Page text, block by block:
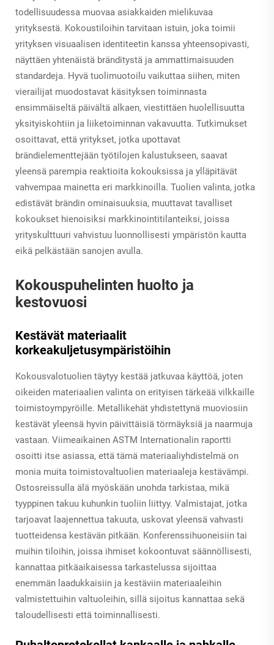
todellisuudessa muovaa asiakkaiden mielikuvaa
yrityksestä. Kokoustiloihin tarvitaan istuin, joka toimii
yrityksen visuaalisen identiteetin kanssa yhteensopivasti,
näyttäen yhtenäistä bränditystä ja ammattimaisuuden
standardeja. Hyvä tuolimuotoilu vaikuttaa siihen, miten
vierailijat muodostavat käsityksen toiminnasta
ensimmäiseltä päivältä alkaen, viestittäen huolellisuutta
yksityiskohtiin ja liiketoiminnan vakavuutta. Tutkimukset
osoittavat, että yritykset, jotka upottavat
brändielementtejään työtilojen kalustukseen, saavat
yleensä parempia reaktioita kokouksissa ja ylläpitävät
vahvempaa mainetta eri markkinoilla. Tuolien valinta, jotka
edistävät brändin ominaisuuksia, muuttavat tavalliset
kokoukset hienoisiksi markkinointitilanteiksi, joissa
yrityskulttuuri vahvistuu luonnollisesti ympäristön kautta
eikä pelkästään sanojen avulla.
Kokouspuhelinten huolto ja
kestovuosi
Kestävät materiaalit
korkeakuljetusympäristöihin
Kokousvalotuolien täytyy kestää jatkuvaa käyttöä, joten
oikeiden materiaalien valinta on erityisen tärkeää vilkkaille
toimistoympyröille. Metallikehät yhdistettynä muoviosiin
kestävät yleensä hyvin päivittäisiä törmäyksiä ja naarmuja
vastaan. Viimeaikainen ASTM Internationalin raportti
osoitti itse asiassa, että tämä materiaaliyhdistelmä on
monia muita toimistovaltuolien materiaaleja kestävämpi.
Ostosreissulla älä myöskään unohda tarkistaa, mikä
tyyppinen takuu kuhunkin tuoliin liittyy. Valmistajat, jotka
tarjoavat laajennettua takuuta, uskovat yleensä vahvasti
tuotteidensa kestävän pitkään. Konferenssihuoneisiin tai
muihin tiloihin, joissa ihmiset kokoontuvat säännöllisesti,
kannattaa pitkäaikaisessa tarkastelussa sijoittaa
enemmän laadukkaisiin ja kestäviin materiaaleihin
valmistettuihin valtuoleihin, sillä sijoitus kannattaa sekä
taloudellisesti että toiminnallisesti.